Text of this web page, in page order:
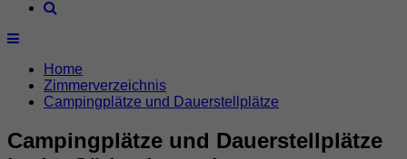
Home
Zimmerverzeichnis
Campingplätze und Dauerstellplätze
Campingplätze und Dauerstellplätze